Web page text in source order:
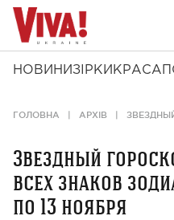
НОВИНИ ЗІРКИ КРАСА
ГОЛОВНА АРХІВ
Звездный
всех знаков
по 13 ноября